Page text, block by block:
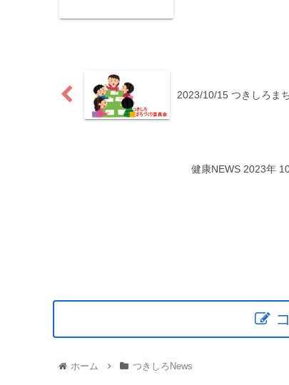
2023/10/15 つきしろま
健康NEWS 2023年
ホーム つきしろNews